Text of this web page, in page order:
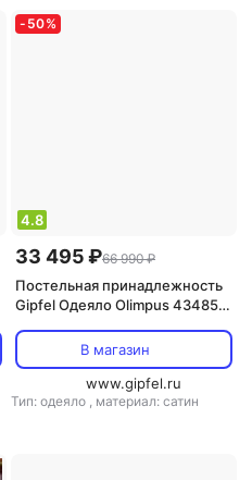
- 50%
4.8
33 495 ₽66 990 ₽
Постельная принадлежность
Gipfel Одеяло Olimpus 43485
В магазин
www.gipfel.ru
Тип: одеяло , материал: сатин